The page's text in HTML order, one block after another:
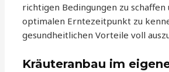
richtigen Bedingungen zu schaffen
optimalen Erntezeitpunkt zu
gesundheitlichen Vorteile voll
Kräuteranbau im